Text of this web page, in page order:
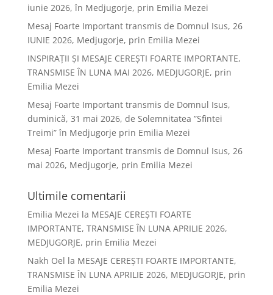
iunie 2026, în Medjugorje, prin Emilia Mezei
Mesaj Foarte Important transmis de Domnul Isus, 26
IUNIE 2026, Medjugorje, prin Emilia Mezei
INSPIRAȚII ȘI MESAJE CEREȘTI FOARTE IMPORTANTE,
TRANSMISE ÎN LUNA MAI 2026, MEDJUGORJE, prin
Emilia Mezei
Mesaj Foarte Important transmis de Domnul Isus,
duminică, 31 mai 2026, de Solemnitatea ”Sfintei
Treimi” în Medjugorje prin Emilia Mezei
Mesaj Foarte Important transmis de Domnul Isus, 26
mai 2026, Medjugorje, prin Emilia Mezei
Ultimile comentarii
Emilia Mezei la MESAJE CEREȘTI FOARTE
IMPORTANTE, TRANSMISE ÎN LUNA APRILIE 2026,
MEDJUGORJE, prin Emilia Mezei
Nakh Oel la MESAJE CEREȘTI FOARTE IMPORTANTE,
TRANSMISE ÎN LUNA APRILIE 2026, MEDJUGORJE, prin
Emilia Mezei